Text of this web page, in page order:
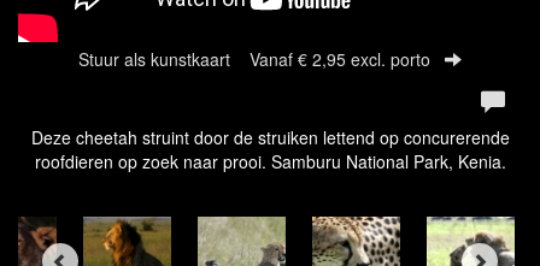
Stuur als kunstkaart Vanaf € 2,95 excl. porto
Deze cheetah struint door de struiken lettend op concurerende
roofdieren op zoek naar prooi. Samburu National Park, Kenia.